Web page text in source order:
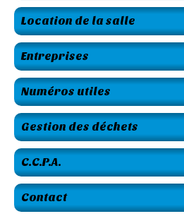
Location de la salle
Entreprises
Numéros utiles
Gestion des déchets
C.C.P.A.
Contact